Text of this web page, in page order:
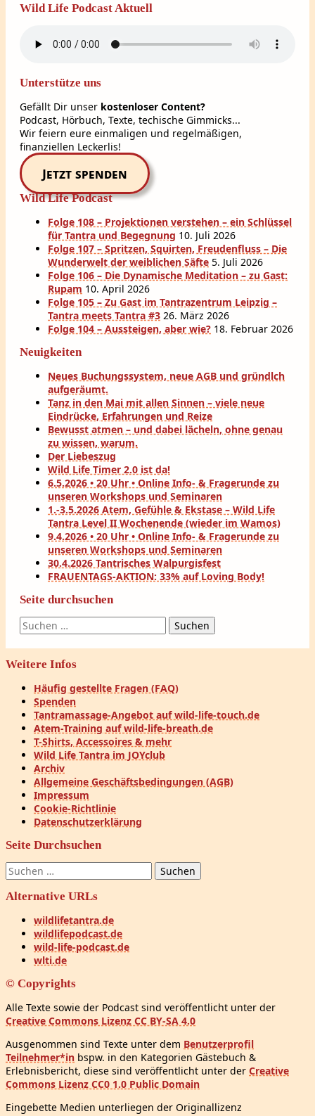
Wild Life Podcast Aktuell
Unterstütze uns
Gefällt Dir unser kostenloser Content?
Podcast, Hörbuch, Texte, techische Gimmicks...
Wir feiern eure einmaligen und regelmäßigen,
finanziellen Leckerlis!
Jetzt spenden
Wild Life Podcast
Folge 108 – Projektionen verstehen – ein Schlüssel
für Tantra und Begegnung 10. Juli 2026
Folge 107 – Spritzen, Squirten, Freudenfluss – Die
Wunderwelt der weiblichen Säfte 5. Juli 2026
Folge 106 – Die Dynamische Meditation – zu Gast:
Rupam 10. April 2026
Folge 105 – Zu Gast im Tantrazentrum Leipzig –
Tantra meets Tantra #3 26. März 2026
Folge 104 – Aussteigen, aber wie? 18. Februar 2026
Neuigkeiten
Neues Buchungssystem, neue AGB und gründlch
aufgeräumt.
Tanz in den Mai mit allen Sinnen – viele neue
Eindrücke, Erfahrungen und Reize
Bewusst atmen – und dabei lächeln, ohne genau
zu wissen, warum.
Der Liebeszug
Wild Life Timer 2.0 ist da!
6.5.2026 • 20 Uhr • Online Info- & Fragerunde zu
unseren Workshops und Seminaren
1.-3.5.2026 Atem, Gefühle & Ekstase – Wild Life
Tantra Level II Wochenende (wieder im Wamos)
9.4.2026 • 20 Uhr • Online Info- & Fragerunde zu
unseren Workshops und Seminaren
30.4.2026 Tantrisches Walpurgisfest
FRAUENTAGS-AKTION: 33% auf Loving Body!
Seite durchsuchen
Suchen
nach:
Weitere Infos
Häufig gestellte Fragen (FAQ)
Spenden
Tantramassage-Angebot auf wild-life-touch.de
Atem-Training auf wild-life-breath.de
T-Shirts, Accessoires & mehr
Wild Life Tantra im JOYclub
Archiv
Allgemeine Geschäftsbedingungen (AGB)
Impressum
Cookie-Richtlinie
Datenschutzerklärung
Seite Durchsuchen
Suchen
nach:
Alternative URLs
wildlifetantra.de
wildlifepodcast.de
wild-life-podcast.de
wlti.de
© Copyrights
Alle Texte sowie der Podcast sind veröffentlicht unter der
Creative Commons Lizenz CC BY-SA 4.0
Ausgenommen sind Texte unter dem Benutzerprofil
Teilnehmer*in bspw. in den Kategorien Gästebuch &
Erlebnisbericht, diese sind veröffentlicht unter der Creative
Commons Lizenz CC0 1.0 Public Domain
Eingebette Medien unterliegen der Originallizenz